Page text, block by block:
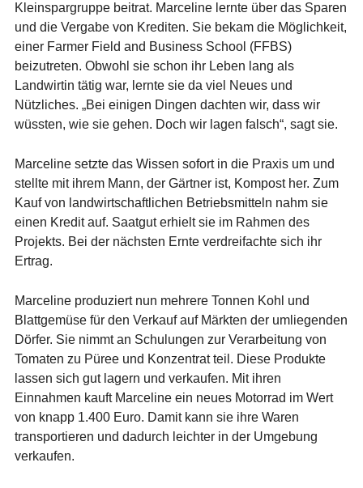
Kleinspargruppe beitrat. Marceline lernte über das Sparen
und die Vergabe von Krediten. Sie bekam die Möglichkeit,
einer Farmer Field and Business School (FFBS)
beizutreten. Obwohl sie schon ihr Leben lang als
Landwirtin tätig war, lernte sie da viel Neues und
Nützliches. „Bei einigen Dingen dachten wir, dass wir
wüssten, wie sie gehen. Doch wir lagen falsch“, sagt sie.
Marceline setzte das Wissen sofort in die Praxis um und
stellte mit ihrem Mann, der Gärtner ist, Kompost her. Zum
Kauf von landwirtschaftlichen Betriebsmitteln nahm sie
einen Kredit auf. Saatguterhielt sie im Rahmen des
Projekts. Bei der nächsten Ernte verdreifachte sich ihr
Ertrag.
Marceline produziert nun mehrere Tonnen Kohl und
Blattgemüse für den Verkauf auf Märkten der umliegenden
Dörfer. Sie nimmt an Schulungen zur Verarbeitung von
Tomaten zu Püree und Konzentrat teil. Diese Produkte
lassen sich gut lagern und verkaufen. Mit ihren
Einnahmen kauft Marceline ein neues Motorrad im Wert
von knapp 1.400 Euro. Damit kann sie ihre Waren
transportieren und dadurch leichter in der Umgebung
verkaufen.